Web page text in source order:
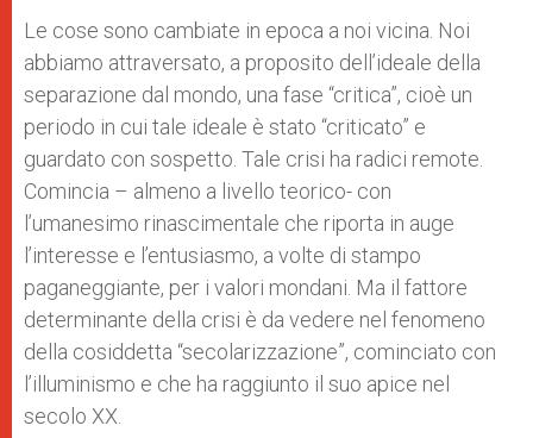
Le cose sono cambiate in epoca a noi vicina. Noi
abbiamo attraversato, a proposito dell’ideale della
separazione dal mondo, una fase “critica”, cioè un
periodo in cui tale ideale è stato “criticato” e
guardato con sospetto. Tale crisi ha radici remote.
Comincia – almeno a livello teorico- con
l’umanesimo rinasci­mentale che riporta in auge
l’interesse e l’entusiasmo, a volte di stampo
paganeggiante, per i valori mondani. Ma il fattore
determinante della crisi è da vedere nel fenomeno
della cosiddetta “secolarizzazione”, cominciato con
l’illuminismo e che ha raggiunto il suo apice nel
secolo XX.